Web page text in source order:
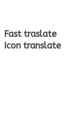
Fast traslate
Icon translate